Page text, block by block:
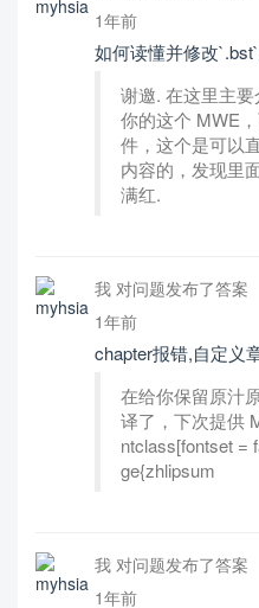
1年前
如何读懂并修改
谢邀. 在这里主
你的这个 MWE
件，这个是可以
内容的，发现里
满红.
我 对问题发布了答案
1年前
chapter报错,自定义
在给你保留原汁
译了，下次提供
ntclass[fontset =
ge{zhlipsum
我 对问题发布了答案
1年前